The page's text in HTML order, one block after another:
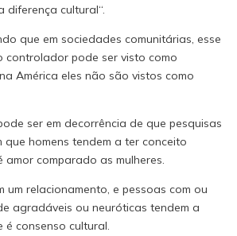
diferença cultural“.
que em sociedades comunitárias, esse
controlador pode ser visto como
América eles não são vistos como
ser em decorrência de que pesquisas
homens tendem a ter conceito
comparado as mulheres.
um relacionamento, e pessoas com ou
agradáveis ou neuróticas tendem a
é consenso cultural.